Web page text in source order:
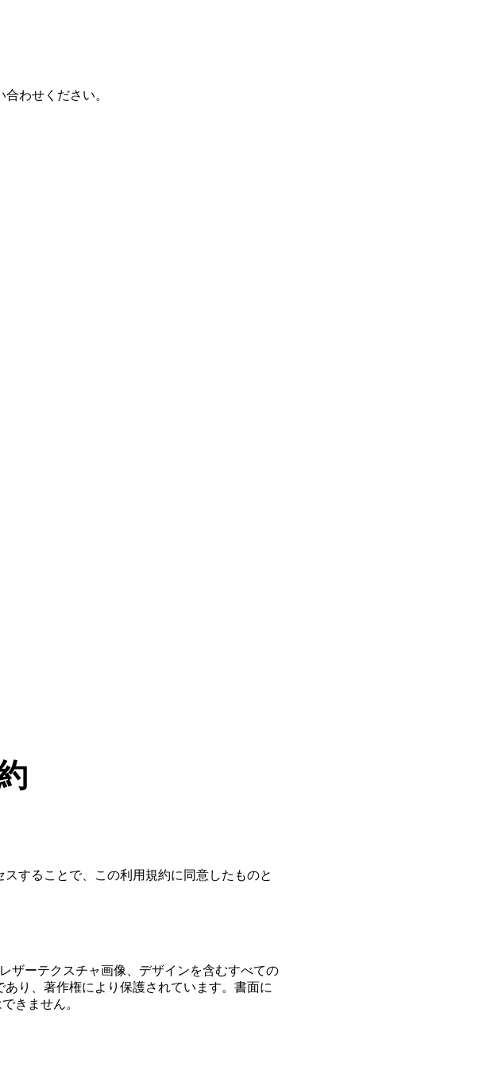
わせください。
することで、この利用規約に同意したものと
ザーテクスチャ画像、デザインを含むすべての
り、著作権により保護されています。書面に
きません。